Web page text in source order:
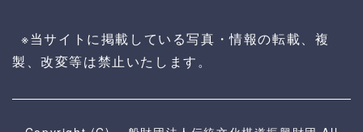
※当サイトに掲載している写真・情報の転載、複
製、改変等は禁止いたします。